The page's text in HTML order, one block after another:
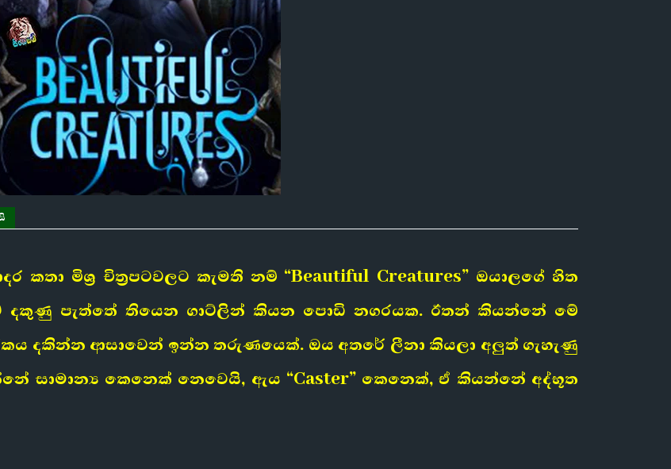
කතා මිශ්‍ර චිත්‍රපටවලට කැමති නම් “Beautiful Creatures” ඔයාලගේ හිත
දකුණු පැත්තේ තියෙන ගාට්ලින් කියන පොඩි නගරයක. ඊතන් කියන්නේ මේ
දකින්න ආසාවෙන් ඉන්න තරුණයෙක්. ඔය අතරේ ලීනා කියලා අලුත් ගැහැණු
සාමාන්‍ය කෙනෙක් නෙවෙයි, ඇය “Caster” කෙනෙක්, ඒ කියන්නේ අද්භූත